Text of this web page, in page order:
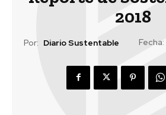
2018
Por: Diario Sustentable Fecha: